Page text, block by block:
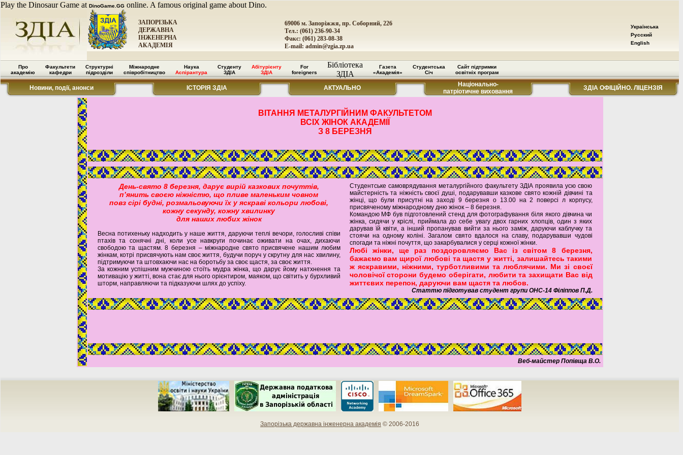
Play the Dinosaur Game at DinoGame.GG online. A famous original game about Dino.
ЗАПОРІЗЬКА
ДЕРЖАВНА
ІНЖЕНЕРНА
АКАДЕМІЯ
69006 м. Запоріжжя, пр. Соборний, 226
Тел.: (061) 236-90-34
Факс: (061) 283-08-38
E-mail: admin@zgia.zp.ua
Українська
Русский
English
Про
академію
Факультети
кафедри
Структурні
підрозділи
Міжнародне
співробітництво
Наука
Аспірантура
Студенту
ЗДІА
Абітурієнту
ЗДІА
For
foreigners
Бібліотека
ЗДІА
Газета
«Академія»
Студентська
Січ
Сайт підтримки
освітніх програм
Новини, події, анонси ІСТОРІЯ ЗДІА АКТУАЛЬНО
Національно-
патріотичне виховання
ЗДІА ОФІЦІЙНО. ЛІЦЕНЗІЯ
ВІТАННЯ МЕТАЛУРГІЙНИМ ФАКУЛЬТЕТОМ
ВСІХ ЖІНОК АКАДЕМІЇ
З 8 БЕРЕЗНЯ
День-свято 8 березня, дарує вирій казкових почуттів,
п’янить своєю ніжністю, що пливе маленьким човном
повз сірі будні, розмальовуючи їх у яскраві кольори любові,
кожну секунду, кожну хвилинку
для наших любих жінок
Весна потихеньку надходить у наше життя, даруючи теплі вечори, голосливі співи
птахів та сонячні дні, коли усе навкруги починає оживати на очах, дихаючи
свободою та щастям. 8 березня – міжнародне свято присвячене нашим любим
жінкам, котрі присвячують нам своє життя, будучи поруч у скрутну для нас хвилину,
підтримуючи та штовхаючи нас на боротьбу за своє щастя, за своє життя.
За кожним успішним мужчиною стоїть мудра жінка, що дарує йому натхнення та
мотивацію у житті, вона стає для нього орієнтиром, маяком, що світить у бурхливий
шторм, направляючи та підказуючи шлях до успіху.
Студентське самоврядування металургійного факультету ЗДІА проявила усю свою
майстерність та ніжність своєї душі, подарувавши казкове свято кожній дівчині та
жінці, що були присутні на заході 9 березня о 13.00 на 2 поверсі л корпусу,
присвяченому міжнародному дню жінок – 8 березня.
Командою МФ був підготовлений стенд для фотографування біля якого дівчина чи
жінка, сидячи у кріслі, приймала до себе увагу двох гарних хлопців, один з яких
дарував їй квіти, а інший пропанував вийти за нього заміж, даруючи каблучку та
стоячи на одному коліні. Загалом свято вдалося на славу, подарувавши чудові
спогади та ніжні почуття, що закарбувалися у серці кожної жінки.
Любі жінки, ще раз поздоровляємо Вас із світом 8 березня,
бажаємо вам щирої любові та щастя у житті, залишайтесь такими
ж яскравими, ніжними, турботливими та люблячими. Ми зі своєї
чоловічої сторони будемо оберігати, любити та захищати Вас від
життєвих перепон, даруючи вам щастя та любов.
Статтю підготував студент групи ОНС-14 Філіппов П.Д.
Веб-майстер Попівща В.О.
Запорізька державна інженерна академія © 2006-2016